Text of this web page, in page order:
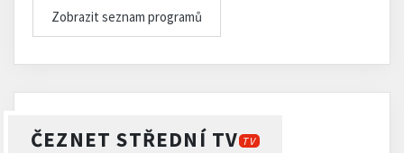
Zobrazit seznam programů
ČEZNET STŘEDNÍ TV TV